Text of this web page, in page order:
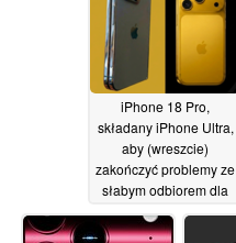
iPhone 18 Pro,
składany iPhone Ultra,
aby (wreszcie)
zakończyć problemy ze
słabym odbiorem dla
użytkowników Apple,
mówi nowy przeciek